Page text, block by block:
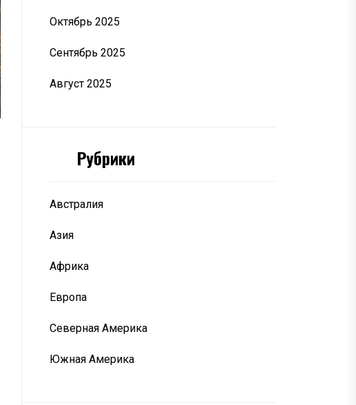
Октябрь 2025
Сентябрь 2025
Август 2025
Рубрики
Австралия
Азия
Африка
Европа
Северная Америка
Южная Америка